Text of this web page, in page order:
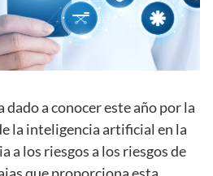
dado a conocer este año por la
la inteligencia artificial en la
a los riesgos a los riesgos de